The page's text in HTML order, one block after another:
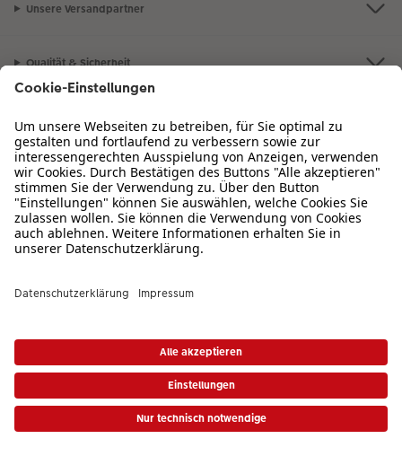
Unsere Versandpartner
Qualität & Sicherheit
CEWE Fotowelt
Sortiment
Bei Fragen zu Produkten oder der Bestellung können Sie uns gern anrufen:
0720 710 789Mo. bis So. von 08:00 – 22:00 Uhr
* Die UVP gelten inkl. MwSt. zzgl. Versandkosten (ggf. auch bei Filialabholung) gem.
Preisliste